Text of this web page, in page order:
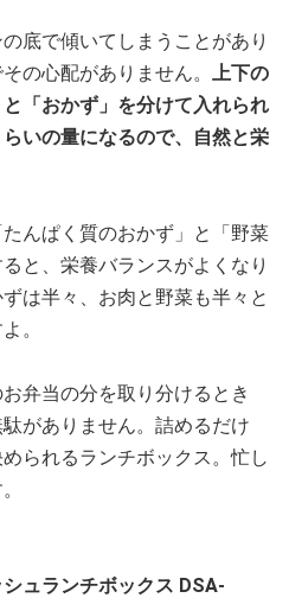
底で傾いてしまうことがあり
の心配がありません。 上下の
「おかず」を分けて入れられ
いの量になるので、自然と栄
んぱく質のおかず」と「野菜
と、栄養バランスがよくなり
は半々、お肉と野菜も半々と
。
弁当の分を取り分けるとき
がありません。詰めるだけ
られるランチボックス。忙し
ュランチボックス DSA-